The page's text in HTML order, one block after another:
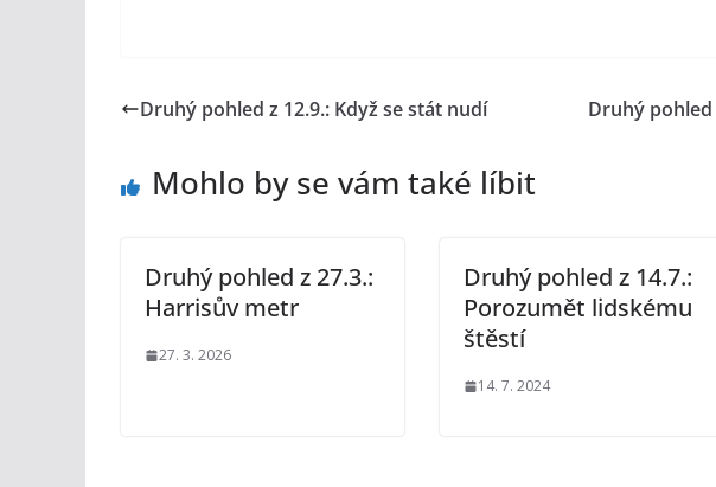
Druhý pohled z 12.9.: Když se stát nudí Druhý pohled
Mohlo by se vám také líbit
Druhý pohled z 27.3.:
Harrisův metr
27. 3. 2026
Druhý pohled z 14.7.:
Porozumět lidskému
štěstí
14. 7. 2024